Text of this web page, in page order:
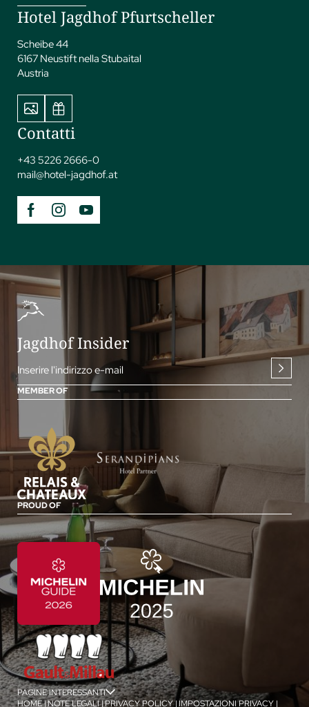
jSPA
Hotel Jagdhof Pfurtscheller
Scheibe 44
6167 Neustift nella Stubaital
Austria
Contatti
+43 5226 2666-0
mail@hotel-jagdhof.at
Jagdhof Insider
Inserire l'indirizzo e-mail
MEMBER OF
PROUD OF
PAGINE INTERESSANTI
HOME|NOTE LEGALI|PRIVACY POLICY|IMPOSTAZIONI PRIVACY |